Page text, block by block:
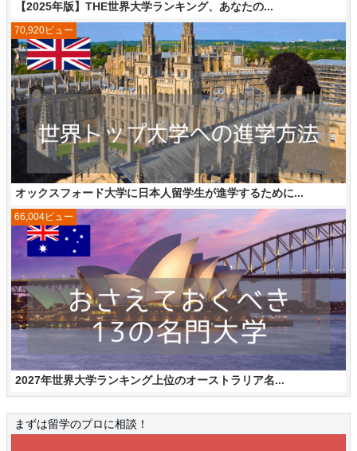
【2025年版】THE世界大学ランキング、あなたの...
オックスフォード大学に日本人留学生が進学するために...
70,920ビュー
2027年世界大学ランキング上位のオーストラリア名...
66,004ビュー
まずは留学のプロに相談！